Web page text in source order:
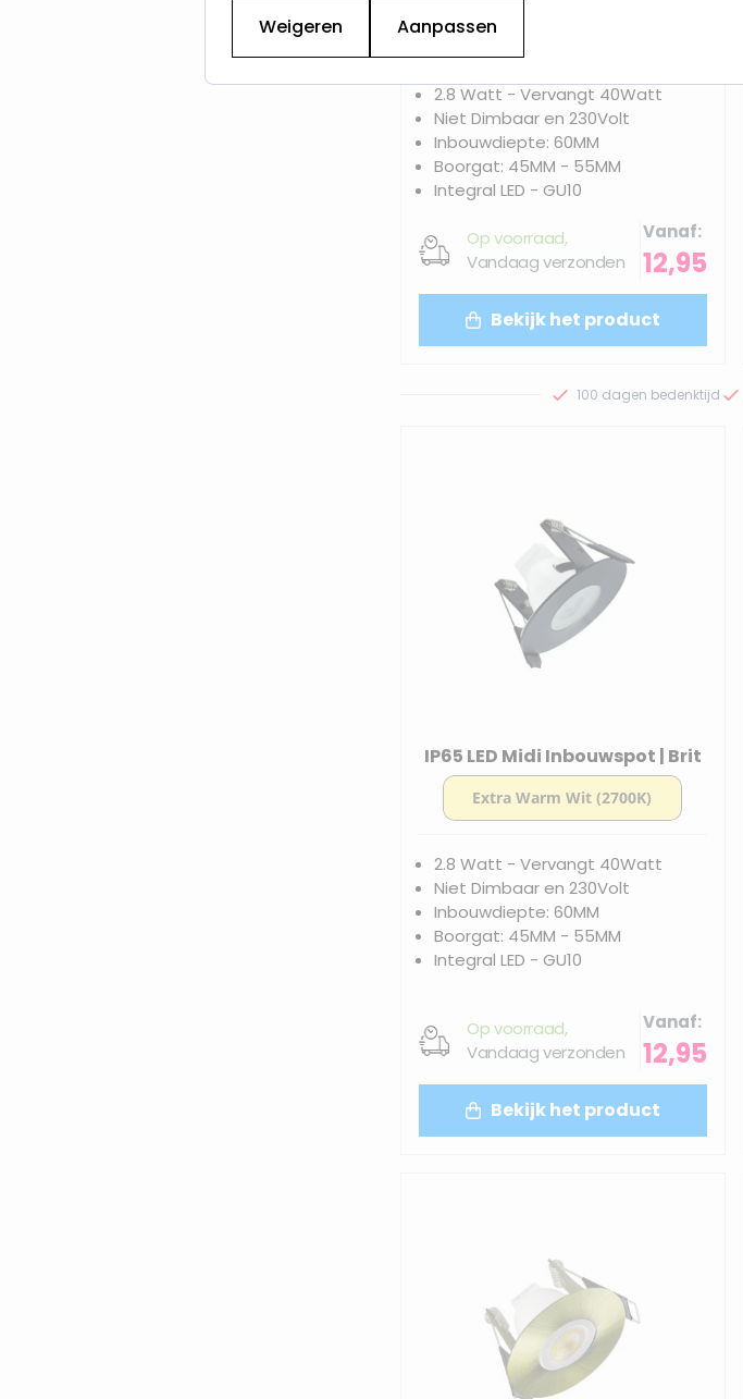
2.8 Watt - Vervangt 40Watt
Niet Dimbaar en 230Volt
Inbouwdiepte: 60MM
Boorgat: 45MM - 55MM
Integral LED - GU10
Op voorraad,
Vandaag verzonden
Vanaf
12,95
Bekijk het product
100 dagen bedenktijd
IP65 LED Midi Inbouwspot | Brit
2.8 Watt - Vervangt 40Watt
Niet Dimbaar en 230Volt
Inbouwdiepte: 60MM
Boorgat: 45MM - 55MM
Integral LED - GU10
Op voorraad,
Vandaag verzonden
Vanaf
12,95
Bekijk het product
Weigeren Aanpassen